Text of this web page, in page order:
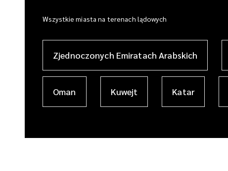
Wszystkie miasta na terenach lądowych
Zjednoczonych Emiratach Arabskich
Oman Kuwejt Katar